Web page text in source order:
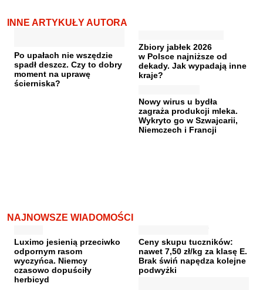
INNE ARTYKUŁY AUTORA
Po upałach nie wszędzie
spadł deszcz. Czy to dobry
moment na uprawę
ścierniska?
Zbiory jabłek 2026
w Polsce najniższe od
dekady. Jak wypadają inne
kraje?
Nowy wirus u bydła
zagraża produkcji mleka.
Wykryto go w Szwajcarii,
Niemczech i Francji
NAJNOWSZE WIADOMOŚCI
Luximo jesienią przeciwko
odpornym rasom
wyczyńca. Niemcy
czasowo dopuściły
herbicyd
Ceny skupu tuczników:
nawet 7,50 zł/kg za klasę E.
Brak świń napędza kolejne
podwyżki